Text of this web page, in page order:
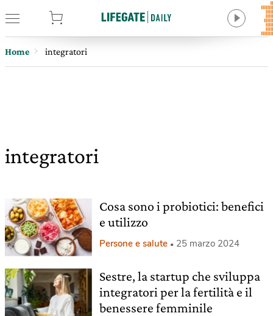
Home integratori
integratori
Cosa sono i probiotici: benefici
e utilizzo
Persone e salute 25 marzo 2024
Sestre, la startup che sviluppa
integratori per la fertilità e il
benessere femminile